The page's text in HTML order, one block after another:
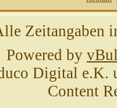
Zeitangaben
Powered by
Digital e.K.
Content